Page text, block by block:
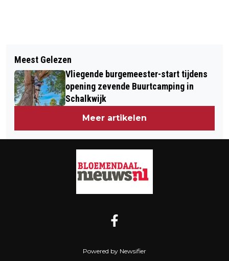
IN BLOEMENDAAL EEN HUIS KOPEN?
'DAN MOET JE WEL EVEN
DOORSPAREN'
BONT GEZELSCHAP AAN ARTIESTEN
IN PATRONAAT HAARLEM TIJDENS
RIPLIVE 2017
Meest Gelezen
Vliegende burgemeester-start tijdens
opening zevende Buurtcamping in
Schalkwijk
Meer artikelen
Powered by Newsifier